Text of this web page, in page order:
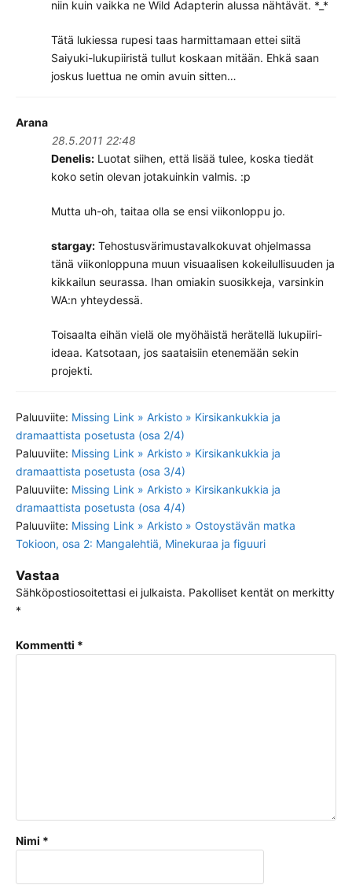
niin kuin vaikka ne Wild Adapterin alussa nähtävät. *_*
Tätä lukiessa rupesi taas harmittamaan ettei siitä
Saiyuki-lukupiiristä tullut koskaan mitään. Ehkä saan
joskus luettua ne omin avuin sitten…
Arana
28.5.2011 22:48
Denelis: Luotat siihen, että lisää tulee, koska tiedät
koko setin olevan jotakuinkin valmis. :p
Mutta uh-oh, taitaa olla se ensi viikonloppu jo.
stargay: Tehostusvärimustavalkokuvat ohjelmassa
tänä viikonloppuna muun visuaalisen kokeilullisuuden ja
kikkailun seurassa. Ihan omiakin suosikkeja, varsinkin
WA:n yhteydessä.
Toisaalta eihän vielä ole myöhäistä herätellä lukupiiri-
ideaa. Katsotaan, jos saataisiin etenemään sekin
projekti.
Paluuviite: Missing Link » Arkisto » Kirsikankukkia ja
dramaattista posetusta (osa 2/4)
Paluuviite: Missing Link » Arkisto » Kirsikankukkia ja
dramaattista posetusta (osa 3/4)
Paluuviite: Missing Link » Arkisto » Kirsikankukkia ja
dramaattista posetusta (osa 4/4)
Paluuviite: Missing Link » Arkisto » Ostoystävän matka
Tokioon, osa 2: Mangalehtiä, Minekuraa ja figuuri
Vastaa
Sähköpostiosoitettasi ei julkaista. Pakolliset kentät on merkitty
*
Kommentti *
Nimi *